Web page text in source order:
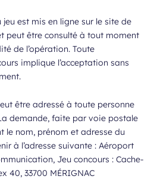
est mis en ligne sur le site de
peut être consulté à tout moment
de l’opération. Toute
implique l’acceptation sans
être adressé à toute personne
demande, faite par voie postale
le nom, prénom et adresse du
à l’adresse suivante : Aéroport
Jeu concours : Cache-
40, 33700 MÉRIGNAC